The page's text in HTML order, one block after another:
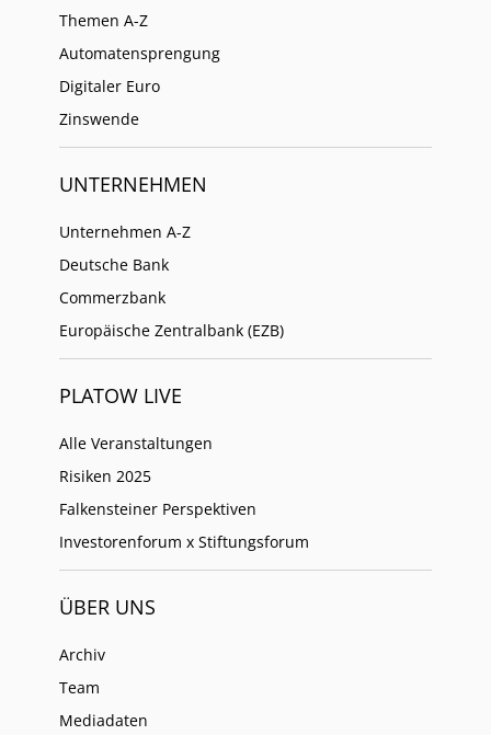
Themen A-Z
Automatensprengung
Digitaler Euro
Zinswende
UNTERNEHMEN
Unternehmen A-Z
Deutsche Bank
Commerzbank
Europäische Zentralbank (EZB)
PLATOW LIVE
Alle Veranstaltungen
Risiken 2025
Falkensteiner Perspektiven
Investorenforum x Stiftungsforum
ÜBER UNS
Archiv
Team
Mediadaten